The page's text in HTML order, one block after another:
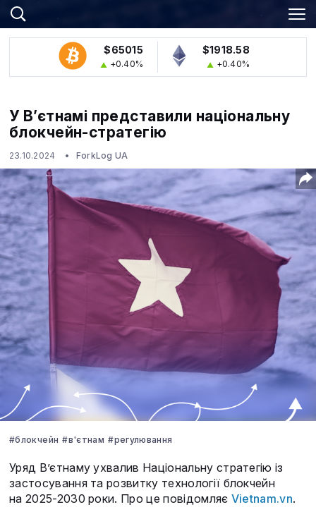
$65015
+0.40%
$1918.58
+0.40%
У В’єтнамі представили національну
блокчейн-стратегію
23.10.2024 ForkLog UA
#блокчейн #в'єтнам #регулювання
Уряд В’єтнаму ухвалив Національну стратегію із
застосування та розвитку технології блокчейн
на 2025-2030 роки. Про це повідомляє Vietnam.vn.